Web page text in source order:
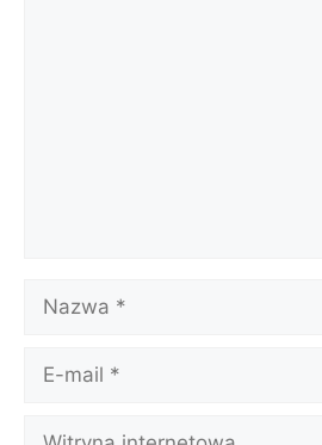
Nazwa
Witryna